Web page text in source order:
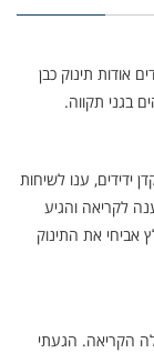
ידידים אודות תינוק כבן
בגני תקווה.
ידידים, ענו לשיחות
לקריאה והגיע
אביחי את התינוק
הקריאה. הגעתי